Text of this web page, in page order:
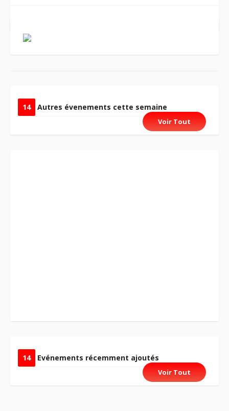
14 Autres évenements cette semaine
Voir Tout
14 Evénements récemment ajoutés
Voir Tout